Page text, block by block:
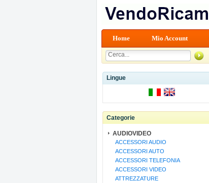
Home Mio Account
Lingue
Categorie
AUDIOVIDEO
ACCESSORI AUDIO
ACCESSORI AUTO
ACCESSORI TELEFONIA
ACCESSORI VIDEO
ATTREZZATURE